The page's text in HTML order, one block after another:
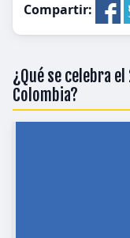
Compartir:
¿Qué se celebra
Colombia?